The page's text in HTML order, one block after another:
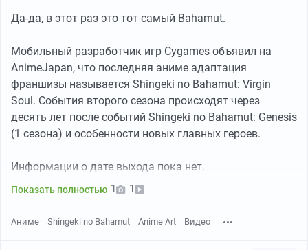
Да-да, в этот раз это тот самый Bahamut.
Мобильный разработчик игр Cygames объявил на
AnimeJapan, что последняя аниме адаптация
франшизы называется Shingeki no Bahamut: Virgin
Soul. События второго сезона происходят через
десять лет после событий Shingeki no Bahamut: Genesis
(1 сезона) и особенности новых главных героев.
Информации о дате выхода пока нет.
Показать полностью 1 1
Аниме Shingeki no Bahamut Anime Art Видео